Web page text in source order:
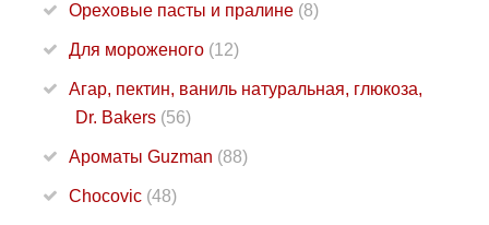
Ореховые пасты и пралине (8)
Для мороженого (12)
Агар, пектин, ваниль натуральная, глюкоза,
Dr. Bakers (56)
Ароматы Guzman (88)
Chocovic (48)